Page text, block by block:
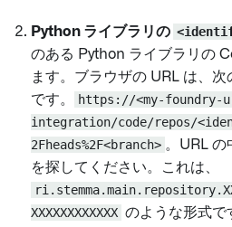
Python ライブラリの
のある Python ライブラリの
ます。ブラウザの URL は、
です。
https://<my-foundry-
integration/code/repos/
2Fheads%2F<branch> 。URL の
を探してください。これは、
XXXXXXXXXXXX のような形式で